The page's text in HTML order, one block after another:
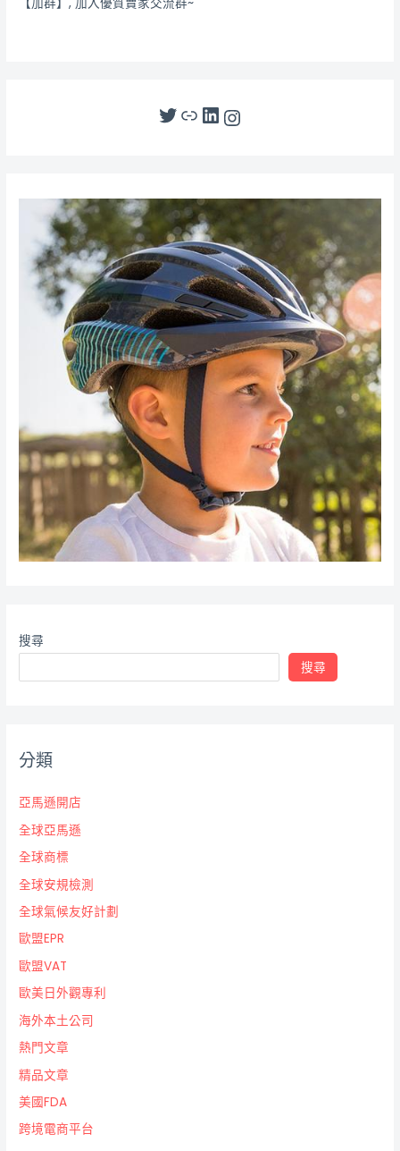
【加群】, 加入優質賣家交流群~
搜尋
搜尋
分類
亞馬遜開店
全球亞馬遜
全球商標
全球安規檢測
全球氣候友好計劃
歐盟EPR
歐盟VAT
歐美日外觀專利
海外本土公司
熱門文章
精品文章
美國FDA
跨境電商平台